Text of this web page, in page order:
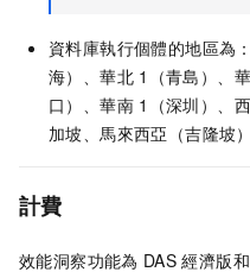
資料庫執行個體的地區為
海）、華北 1（青島）、
口）、華南 1（深圳）、
加坡、馬來西亞（吉隆坡
計費
效能洞察功能為 DAS 經濟版